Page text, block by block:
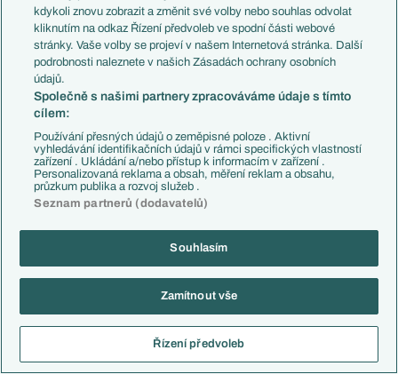
nebo Ladra vetsi prinos. Jedinej
argument, je to, ze nema tolik zapasu,
kolik by sis predstavoval.
Jest muzes napsat ze ma bejt jasna
jednicka Kinsky..kterej ma tak o tri starty
sezony.
Reagovat
Mr.Mike 21.05.2026
John Obi Mikel 21.05.2026 21:42
To bych asi neměl svůj hlavní
kdykoli znovu zobrazit a změnit své volby nebo souhlas odvolat
kliknutím na odkaz Řízení předvoleb ve spodní části webové
stránky. Vaše volby se projeví v našem Internetová stránka. Další
podrobnosti naleznete v našich Zásadách ochrany osobních
údajů.
Společně s našimi partnery zpracováváme údaje s tímto
cílem:
Používání přesných údajů o zeměpisné poloze . Aktivní
vyhledávání identifikačních údajů v rámci specifických vlastností
zařízení . Ukládání a/nebo přístup k informacím v zařízení .
Personalizovaná reklama a obsah, měření reklam a obsahu,
průzkum publika a rozvoj služeb .
Seznam partnerů (dodavatelů)
Souhlasím
Zamítnout vše
Řízení předvoleb